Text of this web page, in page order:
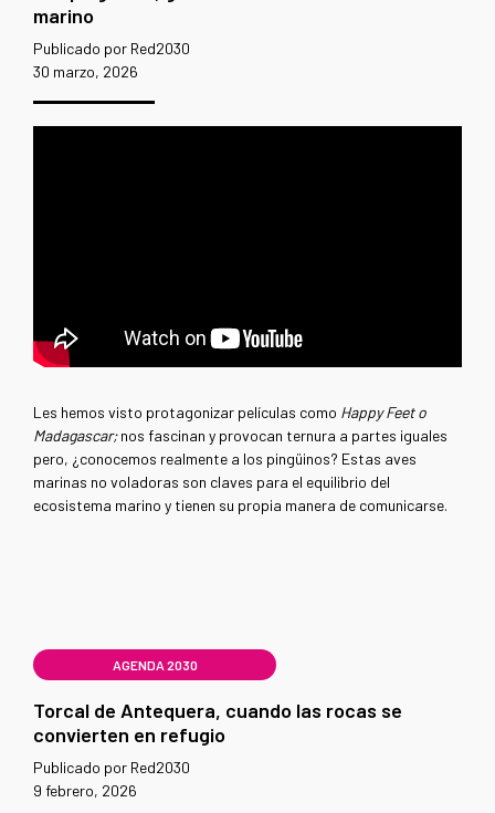
marino
Publicado por Red2030
30 marzo, 2026
Les hemos visto protagonizar películas como Happy Feet o
Madagascar;nos fascinan y provocan ternura a partes iguales
pero, ¿conocemos realmente a los pingüinos? Estas aves
marinas no voladoras son claves para el equilibrio del
ecosistema marino y tienen su propia manera de comunicarse.
AGENDA 2030
Torcal de Antequera, cuando las rocas se
convierten en refugio
Publicado por Red2030
9 febrero, 2026